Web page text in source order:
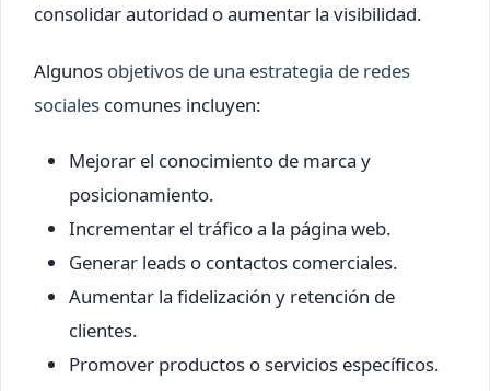
consolidar autoridad o aumentar la visibilidad.
Algunos objetivos de una estrategia de redes
sociales comunes incluyen:
Mejorar el conocimiento de marca y
posicionamiento.
Incrementar el tráfico a la página web.
Generar leads o contactos comerciales.
Aumentar la fidelización y retención de
clientes.
Promover productos o servicios específicos.